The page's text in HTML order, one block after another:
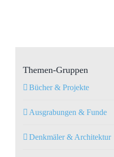
Themen-Gruppen
Bücher & Projekte
Ausgrabungen & Funde
Denkmäler & Architektur